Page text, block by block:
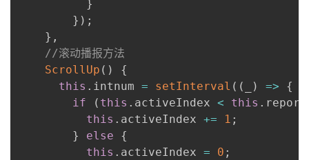
}
} ) ;
} ,
//滚动播报方法
ScrollUp ( )
{
this . intnum = setInterval ( ( ) =>
{
if
( this . activeIndex < this .
this . activeIndex += 1 ;
}
else
{
this . activeIndex = 0 ;